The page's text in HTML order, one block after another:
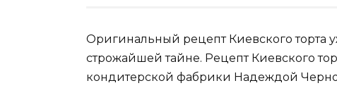
Оригинальный рецепт Киевского торта
строжайшей тайне. Рецепт Киевского
кондитерской фабрики Надеждой